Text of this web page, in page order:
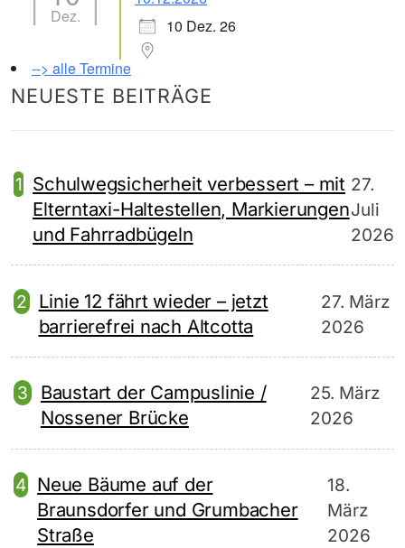
Dez.
10 Dez. 26
--> alle Termine
NEUESTE BEITRÄGE
Schulwegsicherheit verbessert – mit
Elterntaxi-Haltestellen, Markierungen
und Fahrradbügeln
27.
Juli
2026
Linie 12 fährt wieder – jetzt
barrierefrei nach Altcotta
27. März
2026
Baustart der Campuslinie /
Nossener Brücke
25. März
2026
Neue Bäume auf der
Braunsdorfer und Grumbacher
Straße
18.
März
2026